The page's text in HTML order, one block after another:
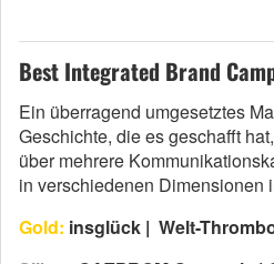
Best Integrated Brand
Ein überragend umgesetztes
Geschichte, die es geschafft
über mehrere
in verschiedenen Dimensionen
Gold: insglück | Welt-